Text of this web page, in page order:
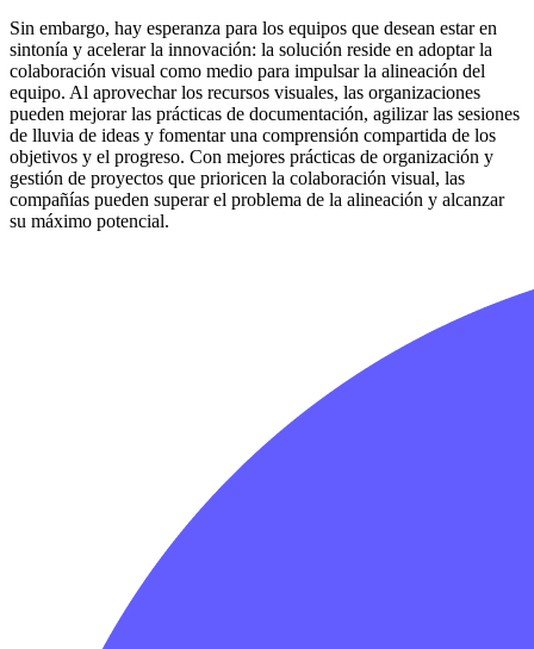
Sin embargo, hay esperanza para los equipos que desean estar en
sintonía y acelerar la innovación: la solución reside en adoptar la
colaboración visual como medio para impulsar la alineación del
equipo. Al aprovechar los recursos visuales, las organizaciones
pueden mejorar las prácticas de documentación, agilizar las sesiones
de lluvia de ideas y fomentar una comprensión compartida de los
objetivos y el progreso. Con mejores prácticas de organización y
gestión de proyectos que prioricen la colaboración visual, las
compañías pueden superar el problema de la alineación y alcanzar
su máximo potencial.